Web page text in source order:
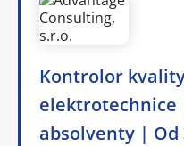
Kontrolor
elektrotechnice
absolventy | Od